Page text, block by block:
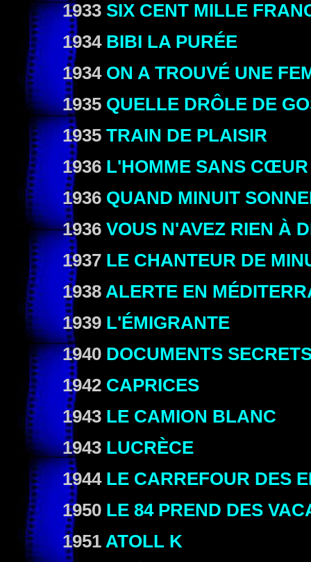
1933 SIX CENT MILLE
1934 BIBI LA PURÉE
1934 ON A TROUVÉ UNE
1935 QUELLE DRÔLE DE
1935 TRAIN DE PLAISIR
1936 L'HOMME SANS CŒUR
1936 QUAND MINUIT
1936 VOUS N'AVEZ RIEN À
1937 LE CHANTEUR DE
1938 ALERTE EN
1939 L'ÉMIGRANTE
1940 DOCUMENTS
1942 CAPRICES
1943 LE CAMION BLANC
1943 LUCRÈCE
1944 LE CARREFOUR DES
1950 LE 84 PREND DES
1951 ATOLL K